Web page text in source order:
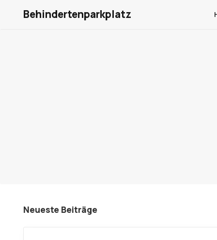
Behindertenparkplatz
Neueste Beiträge